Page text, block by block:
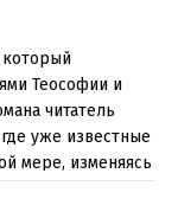
который
Теософии и
читатель
уже известные
мере, изменяясь